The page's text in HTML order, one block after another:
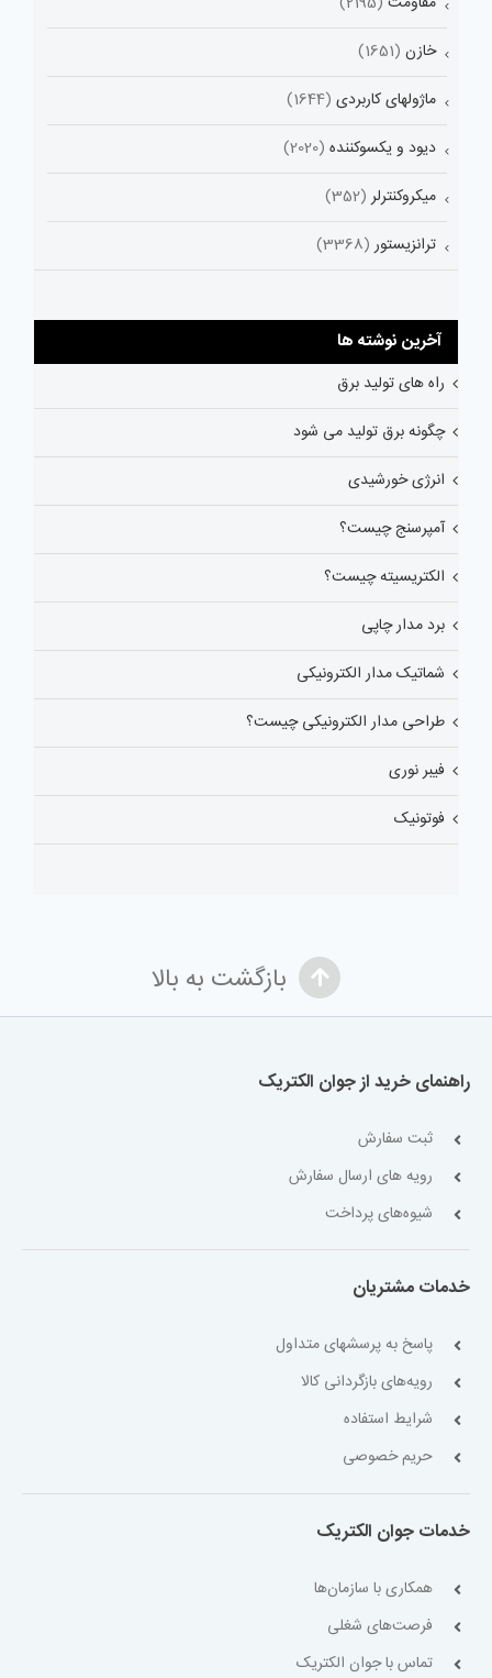
خازن (1651)
ماژولهای کاربردی (1644)
دیود و یکسوکننده (2020)
میکروکنترلر (352)
ترانزیستور (3368)
آخرین نوشته ها
راه های تولید برق
چگونه برق تولید می شود
انرژی خورشیدی
آمپرسنج چیست؟
الکتریسیته چیست؟
برد مدار چاپی
شماتیک مدار الکترونیکی
طراحی مدار الکترونیکی چیست؟
فیبر نوری
فوتونیک
بازگشت به بالا
راهنمای خرید از جوان الکتریک
ثبت سفارش
رویه های ارسال سفارش
شیوه‌های پرداخت
خدمات مشتریان
پاسخ به پرسشهای متداول
رویه‌های بازگردانی کالا
شرایط استفاده
حریم خصوصی
خدمات جوان الکتریک
همکاری با سازمان‌ها
فرصت‌های شغلی
تماس با جوان الکتریک